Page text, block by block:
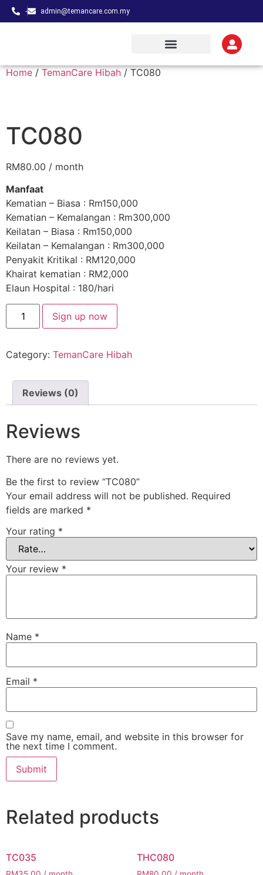
- admin@temancare.com.my
Home / TemanCare Hibah / TC080
TC080
RM80.00 / month
Manfaat
Kematian – Biasa : Rm150,000
Kematian – Kemalangan : Rm300,000
Keilatan – Biasa : Rm150,000
Keilatan – Kemalangan : Rm300,000
Penyakit Kritikal : RM120,000
Khairat kematian : RM2,000
Elaun Hospital : 180/hari
Sign up now
Category: TemanCare Hibah
Reviews (0)
Reviews
There are no reviews yet.
Be the first to review “TC080”
Your email address will not be published. Required
fields are marked *
Your rating *
Your review *
Name *
Email *
Save my name, email, and website in this browser for
the next time I comment.
Related products
TC035 THC080